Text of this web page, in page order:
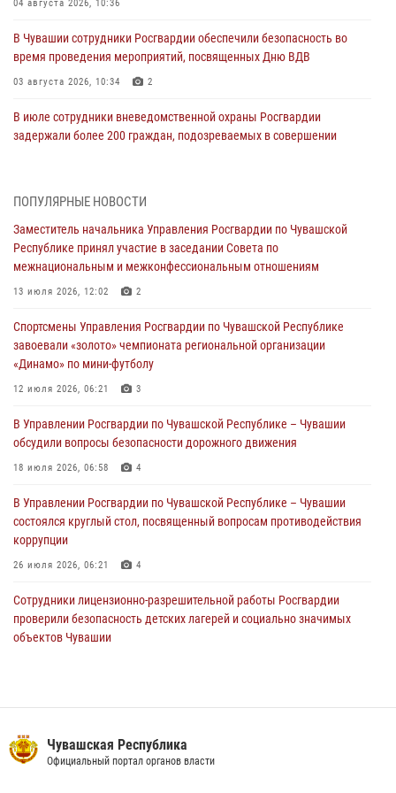
04 августа 2026, 10:36
В Чувашии сотрудники Росгвардии обеспечили безопасность во
время проведения мероприятий, посвященных Дню ВДВ
03 августа 2026, 10:34 2
В июле сотрудники вневедомственной охраны Росгвардии
задержали более 200 граждан, подозреваемых в совершении
мировой войне 1914-1918 годов
01 августа 2026, 07:19
В Ядрине сотрудники Росгвардии задержали подозреваемого в
01 августа 2026, 06:12
1 августа – День дежурной службы войск национальной гвардии
Российской Федерации
Директор Росгвардии Герой России генерал армии Виктор Золотов
поздравил специалистов подразделений тыла с профессиональным
01 августа 2026, 00:01
ПОПУЛЯРНЫЕ НОВОСТИ
Заместитель начальника Управления Росгвардии по Чувашской
Республике принял участие в заседании Совета по
межнациональным и межконфессиональным отношениям
13 июля 2026, 12:02 2
Спортсмены Управления Росгвардии по Чувашской Республике
завоевали «золото» чемпионата региональной организации
«Динамо» по мини-футболу
12 июля 2026, 06:21 3
В Управлении Росгвардии по Чувашской Республике – Чувашии
обсудили вопросы безопасности дорожного движения
18 июля 2026, 06:58 4
В Управлении Росгвардии по Чувашской Республике – Чувашии
состоялся круглый стол, посвященный вопросам противодействия
коррупции
26 июля 2026, 06:21 4
Сотрудники лицензионно-разрешительной работы Росгвардии
проверили безопасность детских лагерей и социально значимых
объектов Чувашии
14 июля 2026, 13:09 3
Чувашская Республика
Официальный портал органов власти